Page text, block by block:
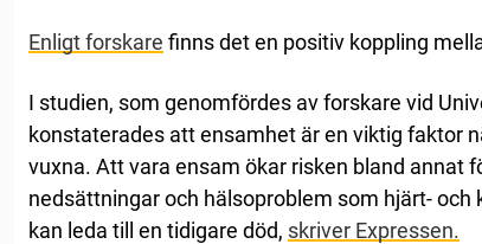
Enligt forskare finns det en positiv koppling
I studien, som genomfördes av forskare vid
konstaterades att ensamhet är en viktig faktor
vuxna. Att vara ensam ökar risken bland annat
nedsättningar och hälsoproblem som hjärt-
kan leda till en tidigare död, skriver Expressen.